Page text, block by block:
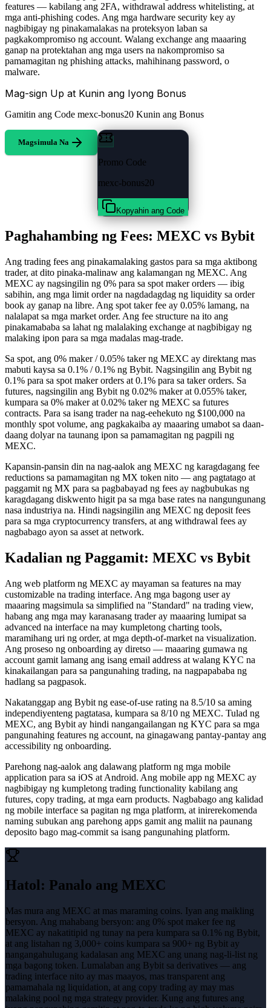
features — kabilang ang 2FA, withdrawal address whitelisting, at
mga anti-phishing codes. Ang mga hardware security key ay
nagbibigay ng pinakamalakas na proteksyon laban sa
pagkakompromiso ng account. Walang exchange ang maaaring
ganap na protektahan ang mga users na nakompromiso sa
pamamagitan ng phishing attacks, mahihinang password, o
malware.
Mag-sign Up at Kunin ang Iyong Bonus
Gamitin ang Code mexc-bonus20 Kunin ang Bonus
Magsimula Na
Promo Code
mexc-bonus20
Kopyahin ang Code
Paghahambing ng Fees: MEXC vs Bybit
Ang trading fees ang pinakamalaking gastos para sa mga aktibong
trader, at dito pinaka-malinaw ang kalamangan ng MEXC. Ang
MEXC ay nagsingilin ng 0% para sa spot maker orders — ibig
sabihin, ang mga limit order na nagdadagdag ng liquidity sa order
book ay ganap na libre. Ang spot taker fee ay 0.05% lamang, na
nalalapat sa mga market order. Ang fee structure na ito ang
pinakamababa sa lahat ng malalaking exchange at nagbibigay ng
malaking ipon para sa mga madalas mag-trade.
Sa spot, ang 0% maker / 0.05% taker ng MEXC ay direktang mas
mabuti kaysa sa 0.1% / 0.1% ng Bybit. Nagsingilin ang Bybit ng
0.1% para sa spot maker orders at 0.1% para sa taker orders. Sa
futures, nagsingilin ang Bybit ng 0.02% maker at 0.055% taker,
kumpara sa 0% maker at 0.02% taker ng MEXC sa futures
contracts. Para sa isang trader na nag-eehekuto ng $100,000 na
monthly spot volume, ang pagkakaiba ay maaaring umabot sa daan-
daang dolyar na taunang ipon sa pamamagitan ng pagpili ng
MEXC.
Kapansin-pansin din na nag-aalok ang MEXC ng karagdagang fee
reductions sa pamamagitan ng MX token nito — ang pagtatago at
paggamit ng MX para sa pagbabayad ng fees ay nagbubukas ng
karagdagang diskwento higit pa sa mga base rates na nangungunang
nasa industriya na. Hindi nagsingilin ang MEXC ng deposit fees
para sa mga cryptocurrency transfers, at ang withdrawal fees ay
nagbabago ayon sa asset at network.
Kadalian ng Paggamit: MEXC vs Bybit
Ang web platform ng MEXC ay mayaman sa features na may
customizable na trading interface. Ang mga bagong user ay
maaaring magsimula sa simplified na "Standard" na trading view,
habang ang mga may karanasang trader ay maaaring lumipat sa
advanced na interface na may kumpletong charting tools,
maramihang uri ng order, at mga depth-of-market na visualization.
Ang proseso ng onboarding ay diretso — maaaring gumawa ng
account gamit lamang ang isang email address at walang KYC na
kinakailangan para sa pangunahing trading, na nagpapababa ng
hadlang sa pagpasok.
Nakatanggap ang Bybit ng ease-of-use rating na 8.5/10 sa aming
independiyenteng pagtatasa, kumpara sa 8/10 ng MEXC. Tulad ng
MEXC, ang Bybit ay hindi nangangailangan ng KYC para sa mga
pangunahing features ng account, na ginagawang pantay-pantay ang
accessibility ng onboarding.
Parehong nag-aalok ang dalawang platform ng mga mobile
application para sa iOS at Android. Ang mobile app ng MEXC ay
nagbibigay ng kumpletong trading functionality kabilang ang
futures, copy trading, at mga earn products. Nagbabago ang kalidad
ng mobile interface sa pagitan ng mga platform, at inirerekomenda
naming subukan ang parehong apps gamit ang maliit na paunang
deposito bago mag-commit sa isang pangunahing platform.
Hatol: Panalo ang MEXC
Mas mura ang MEXC at mas maraming coins. Iyan ang maikling
bersyon. Ang mahabang bersyon: ang 0% spot maker fee ng
MEXC ay nakatitipid ng tunay na pera kumpara sa 0.1% ng Bybit,
at ang listahan ng 3,000+ coins kumpara sa 900+ ng Bybit ay
nangangahulugang kadalasan ang MEXC ang unang nag-li-list ng
mga bagong token. Lumalaban ang Bybit sa derivatives — ang
trading interface nito ay mas maayos, mas transparent ang
pamamahala ng liquidation, at ang copy trading ay may mas
malaking pool ng mga strategy provider. Kung ang futures ang